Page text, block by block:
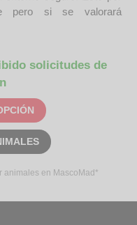
pero si se valorará
solicitudes de
animales en MascoMad*